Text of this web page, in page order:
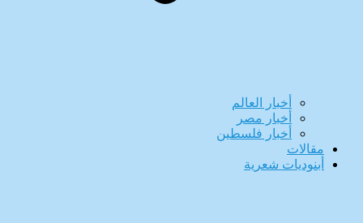
أخبار العالم
أخبار مصر
أخبار فلسطين
مقالات
أبنوديات شعرية